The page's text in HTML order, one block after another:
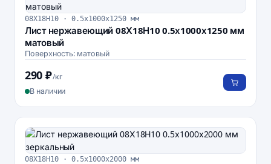
08Х18Н10 · 0.5х1000х1250 мм
Лист нержавеющий 08Х18Н10 0.5х1000х1250 мм
матовый
Поверхность: матовый
290 ₽/кг
В наличии
08Х18Н10 · 0.5х1000х2000 мм